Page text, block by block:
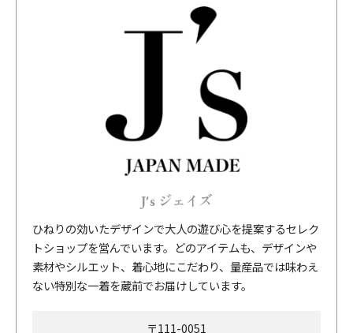
J's ジェイズ
ひねりの効いたデザインで大人の遊び心を提案するセレク
トショップを営んでいます。どのアイテムも、デザインや
素材やシルエット、着心地にこだわり、量産品では味わえ
ない特別な一着を蔵前でお届けしています。
〒111-0051